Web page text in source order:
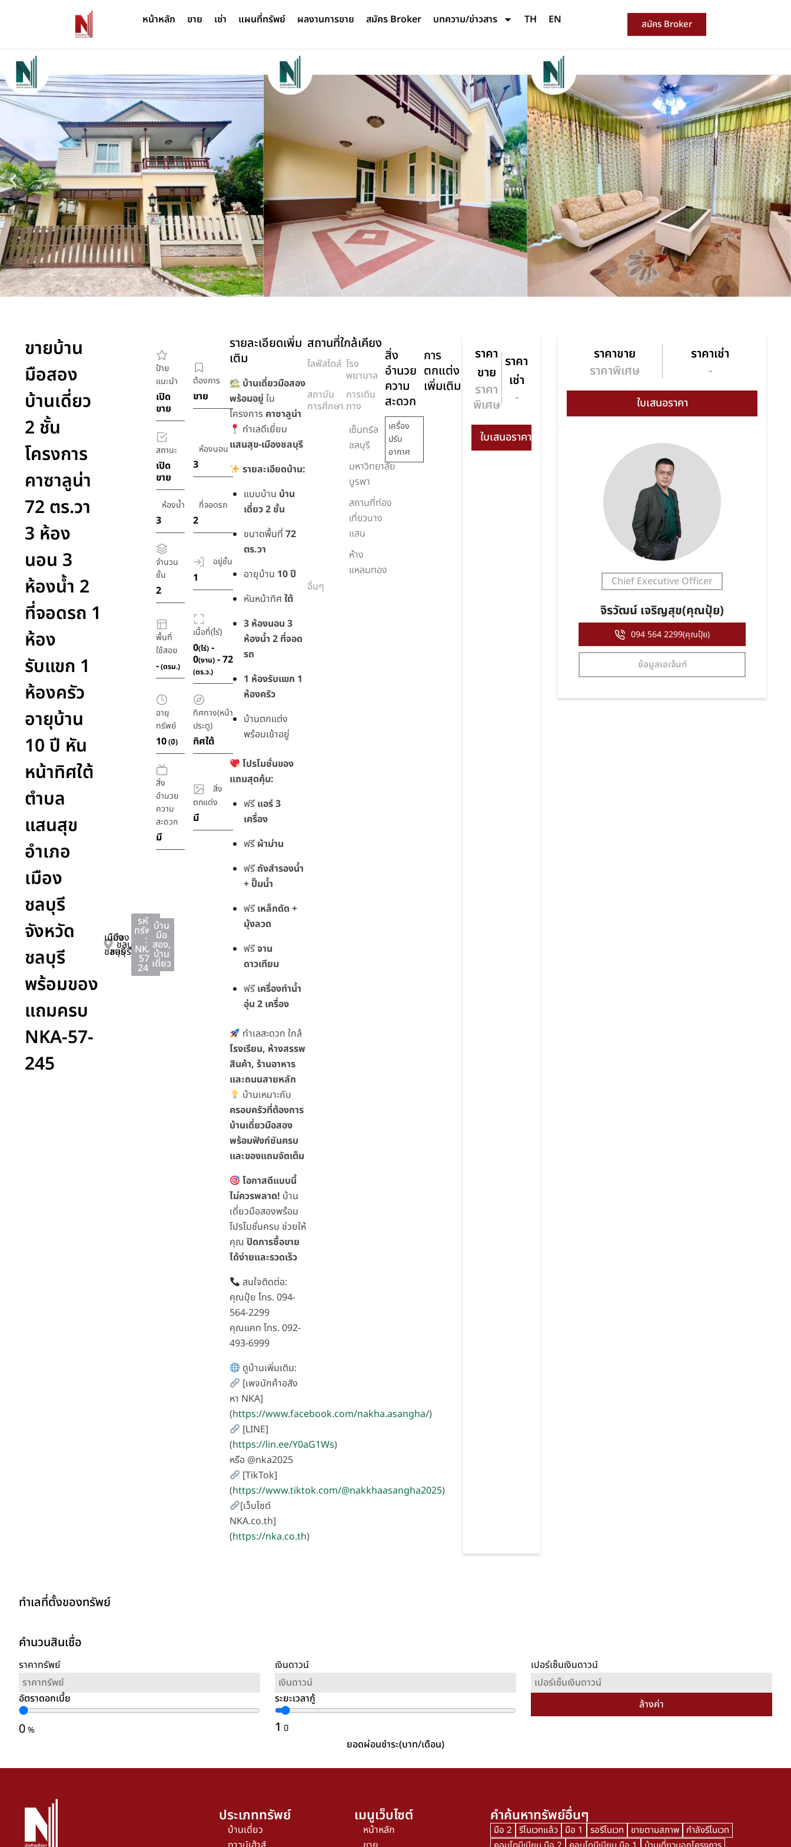
หน้าหลัก ขาย เช่า แผนที่ทรัพย์ ผลงานการขาย สมัคร Broker บทความ/ข่าวสาร TH EN สมัคร Broker
ขายบ้าน
มือสอง
บ้านเดี่ยว
2 ชั้น
โครงการ
คาซาลูน่า
72 ตร.วา
3 ห้อง
นอน 3
ห้องน้ำ 2
ที่จอดรถ 1
ห้อง
รับแขก 1
ห้องครัว
อายุบ้าน
10 ปี หัน
หน้าทิศใต้
ตำบล
แสนสุข
อำเภอ
เมือง
ชลบุรี
จังหวัด
ชลบุรี
พร้อมของ
แถมครบ
NKA-57-
245
เมือง
ชลบุรี
เมือง
ชลบุรี
ชลบุรี
รหัส
ทรัพย์
:
NKA-
57-
245
บ้าน
มือ
สอง,
บ้าน
เดี่ยว
ป้าย
แนะนำ
เปิด
ขาย
ต้องการ
ขาย
สถานะ
เปิด
ขาย
ห้องนอน
3
ห้องน้ำ
3
ที่จอดรถ
2
จำนวน
ชั้น
2
อยู่ชั้น
1
พื้นที่
ใช้สอย
-(ตรม.)
เนื้อที่(ไร่)
0(ไร่) -
0(งาน) - 72
(ตร.ว.)
อายุ
ทรัพย์
10(ปี)
ทิศทาง(หน้า
ประตู)
ทิศใต้
สิ่ง
อำนวย
ความ
สะดวก
มี
สิ่ง
ตกแต่ง
มี
รายละเอียดเพิ่ม
เติม
บ้านเดี่ยวมือสอง
พร้อมอยู่ ใน
โครงการ คาซาลูน่า
ทำเลดีเยี่ยม
แสนสุข-เมืองชลบุรี
รายละเอียดบ้าน:
แบบบ้าน บ้าน
เดี่ยว 2 ชั้น
ขนาดพื้นที่72
ตร.วา
อายุบ้าน 10 ปี
หันหน้าทิศใต้
3 ห้องนอน 3
ห้องน้ำ 2 ที่จอด
รถ
1 ห้องรับแขก 1
ห้องครัว
บ้านตกแต่ง
พร้อมเข้าอยู่
โปรโมชั่นของ
แถมสุดคุ้ม:
ฟรี แอร์ 3
เครื่อง
ฟรี ผ้าม่าน
ฟรี ถังสำรองน้ำ
+ ปั๊มน้ำ
ฟรี เหล็กดัด +
มุ้งลวด
ฟรีจาน
ดาวเทียม
ฟรี เครื่องทำน้ำ
อุ่น 2 เครื่อง
ทำเลสะดวก ใกล้
โรงเรียน, ห้างสรรพ
สินค้า, ร้านอาหาร
และถนนสายหลัก
บ้านเหมาะกับ
ครอบครัวที่ต้องการ
บ้านเดี่ยวมือสอง
พร้อมฟังก์ชันครบ
และของแถมจัดเต็ม
โอกาสดีแบบนี้
ไม่ควรพลาด! บ้าน
เดี่ยวมือสองพร้อม
โปรโมชั่นครบ ช่วยให้
คุณปิดการซื้อขาย
ได้ง่ายและรวดเร็ว
สนใจติดต่อ:
คุณปุ้ย โทร. 094-
564-2299
คุณแคท โทร. 092-
493-6999
ดูบ้านเพิ่มเติม:
[เพจนักค้าอสัง
หา NKA]
(https://www.facebook.com/nakha.asangha/)
[LINE]
(https://lin.ee/Y0aG1Ws)
หรือ @nka2025
[TikTok]
(https://www.tiktok.com/@nakkhaasangha2025)
[เว็บไซต์
NKA.co.th]
(https://nka.co.th)
สถานที่ใกล้เคียง
ไลฟ์สไตล์ โรง
พยาบาล
สถาบัน
การศึกษา
การเดิน
ทาง
เซ็นทรัล
ชลบุรี
มหาวิทยาลัย
บูรพา
สถานที่ท่อง
เที่ยวบาง
แสน
ห้าง
แหลมทอง
อื่นๆ
สิ่ง
อำนวย
ความ
สะดวก
เครื่อง
ปรับ
อากาศ
การ
ตกแต่ง
เพิ่มเติม
ราคา
ขาย
ราคา
พิเศษ
ราคา
เช่า
-
ราคาขาย
ราคาพิเศษ
ราคาเช่า
-
Chief Executive Officer
จิรวัฒน์ เจริญสุข(คุณปุ้ย)
094 564 2299(คุณปุ้ย)
ข้อมูลเอเจ้นท์
ทำเลที่ตั้งของทรัพย์
คำนวนสินเชื่อ
ราคาทรัพย์ เงินดาวน์ เปอร์เซ็นเงินดาวน์
อัตราดอกเบี้ย
0%
ระยะเวลากู้
1 ปี
ล้างค่า
ยอดผ่อนชำระ(บาท/เดือน)
ประเภททรัพย์
บ้านเดี่ยว
เมนูเว็บไซต์
หน้าหลัก
คำค้นหาทรัพย์อื่นๆ
มือ 2 รีโนเวทแล้ว มือ 1 รอรีโนเวท ขายตามสภาพ กำลังรีโนเวท